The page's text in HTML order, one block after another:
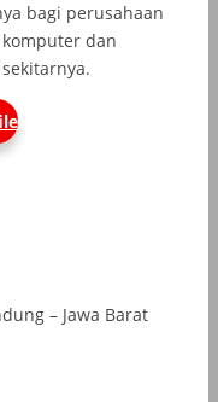
bagi perusahaan
dan
– Jawa Barat